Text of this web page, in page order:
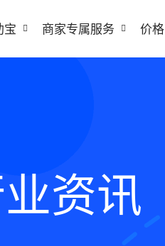
宝 商家专属服务 价格
资讯